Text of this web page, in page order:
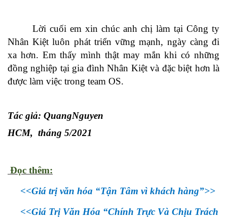
Lời cuối em xin chúc anh chị làm tại Công ty
Nhân Kiệt luôn phát triển vững mạnh, ngày càng đi
xa hơn. Em thấy mình thật may mắn khi có những
đồng nghiệp tại gia đình Nhân Kiệt và đặc biệt hơn là
được làm việc trong team OS.
Tác giả: QuangNguyen
HCM, tháng 5/2021
Đọc thêm:
<<Giá trị văn hóa “Tận Tâm vì khách hàng”>>
<<Giá Trị Văn Hóa “Chính Trực Và Chịu Trách